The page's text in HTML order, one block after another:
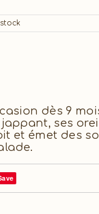
dès 9
ses
et émet des